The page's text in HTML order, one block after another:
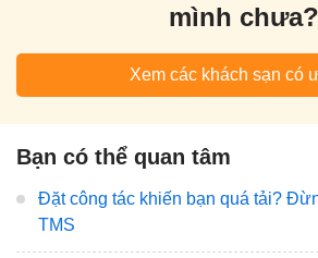
mình chưa?
Xem các khách sạn có
Bạn có thể quan tâm
Đặt công tác khiến bạn quá tải?
TMS